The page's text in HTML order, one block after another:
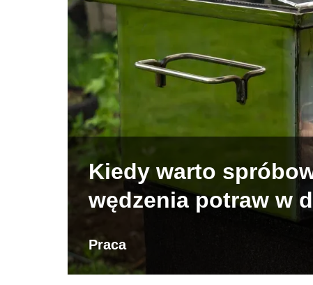
Kiedy warto
wędzenia potraw w
Praca